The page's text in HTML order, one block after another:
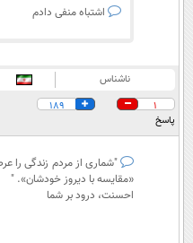
اشتباه منفی دادم
ناشناس
1
189
پاسخ
"شماری از مردم زندگی را
«مقایسه با دیروز خودشان». "
احسنت، درود بر شما